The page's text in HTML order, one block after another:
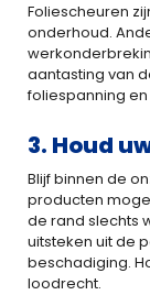
Foliescheuren
onderhoud.
aantasting van
foliespanning
3. Houd
Blijf binnen de
producten
de rand slechts
uitsteken uit de
beschadiging.
loodrecht.